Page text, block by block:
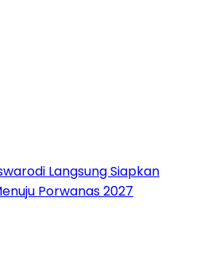
Langsung Siapkan
Porwanas 2027